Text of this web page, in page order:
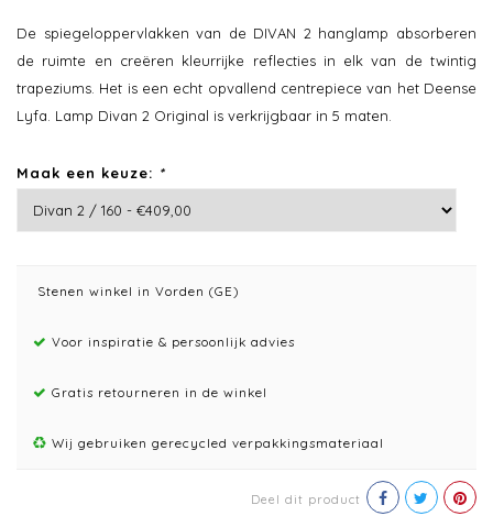
De spiegeloppervlakken van de DIVAN 2 hanglamp absorberen
de ruimte en creëren kleurrijke reflecties in elk van de twintig
trapeziums. Het is een echt opvallend centrepiece van het Deense
Lyfa. Lamp Divan 2 Original is verkrijgbaar in 5 maten.
Maak een keuze: *
Stenen winkel in Vorden (GE)
Voor inspiratie & persoonlijk advies
Gratis retourneren in de winkel
Wij gebruiken gerecycled verpakkingsmateriaal
Deel dit product